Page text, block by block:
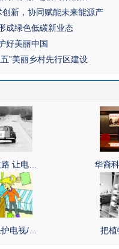
新，协同赋能未来能源产
成绿色低碳新业态
好美丽中国
”美丽乡村先行区建设
让电… 华裔
电视/… 把植